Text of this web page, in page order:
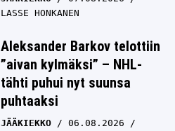
LASSE HONKANEN
Aleksander Barkov telottiin
”aivan kylmäksi” – NHL-
tähti puhui nyt suunsa
puhtaaksi
JÄÄKIEKKO
06.08.2026